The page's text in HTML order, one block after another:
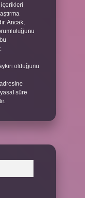
Ancak,
olduğunu
adresine
süre